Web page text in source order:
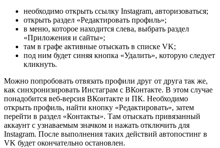
необходимо открыть ссылку Instagram, авторизоваться;
открыть раздел «Редактировать профиль»;
в меню, которое находится слева, выбрать раздел
«Приложения и сайты»;
там в графе активные отыскать в списке VK;
под ним будет синяя кнопка «Удалить», которую следует
кликнуть.
Можно попробовать отвязать профили друг от друга так же,
как синхронизировать Инстаграм с ВКонтакте. В этом случае
понадобится веб-версия ВКонтакте и ПК. Необходимо
открыть профиль, найти кнопку «Редактировать», затем
перейти в раздел «Контакты». Там отыскать привязанный
аккаунт с узнаваемым значком и нажать отключить для
Instagram. После выполнения таких действий автопостинг в
VK будет окончательно остановлен.